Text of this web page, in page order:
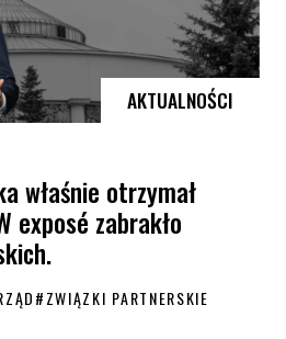
AKTUALNOŚCI
właśnie otrzymał
exposé zabrakło
#ZWIĄZKI PARTNERSKIE